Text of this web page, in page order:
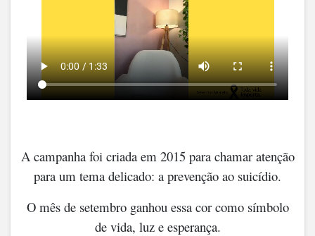
A campanha foi criada em 2015 para chamar atenção
para um tema delicado: a prevenção ao suicídio.
O mês de setembro ganhou essa cor como símbolo
de vida, luz e esperança.